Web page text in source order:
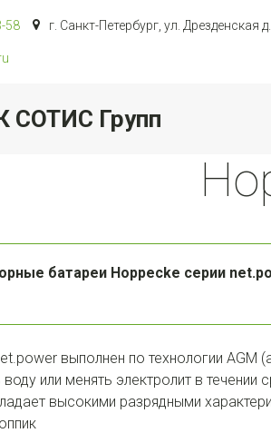
58 г. Санкт-Петербург ул. Дрезденская
СОТИС Групп
батареи Hoppecke серии
выполнен по технологии AGM
или менять электролит в
высокими разрядными